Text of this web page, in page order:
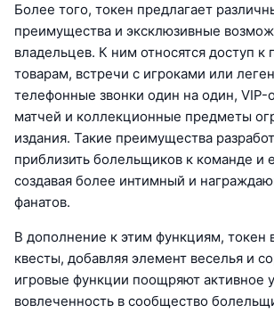
Более того, токен предлагает
преимущества и эксклюзивные
владельцев. К ним относятся доступ к
товарам, встречи с игроками или
телефонные звонки один на один, VIP-
матчей и коллекционные предметы
издания. Такие преимущества
приблизить болельщиков к команде и
создавая более интимный и
фанатов.
В дополнение к этим функциям, токен
квесты, добавляя элемент веселья и
игровые функции поощряют активное
вовлеченность в сообщество